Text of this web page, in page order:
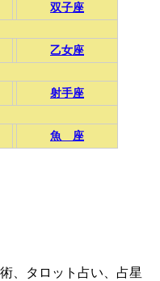
双子座
乙女座
射手座
魚 座
、タロット占い、占星